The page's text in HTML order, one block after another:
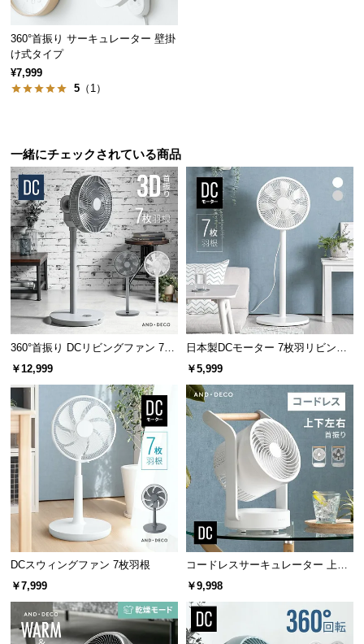
証
に
つ
い
員
規
約
に
つ
い
て
客
様
サ
ポ
ー
お
知
せ
ロ
360°首振り サーキュレーター 壁掛
け式タイプ
¥7,999
5 （1）
一緒にチェックされている商品
360°首振り DCリビングファン 7枚
羽根 26段階風量 高さ調節可能
￥12,999
日本製DCモーター 7枚羽リビング
ファン 12段階風量 高さ調節可能
￥5,999
DCスウィングファン 7枚羽根
￥7,999
コードレスサーキュレーター 上下
左右首振り 持ち手付き
￥9,998